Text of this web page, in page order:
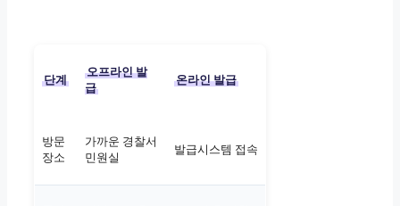
단계
오프라인 발
급
온라인 발급
방문
장소
가까운 경찰서
민원실
발급시스템 접속